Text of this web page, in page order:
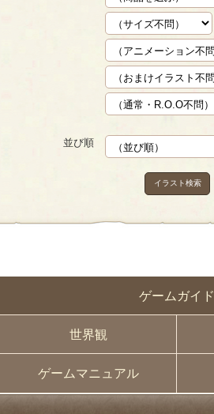
ゲームガイド
世界観
ゲームマニュアル
並び順
イラスト検索